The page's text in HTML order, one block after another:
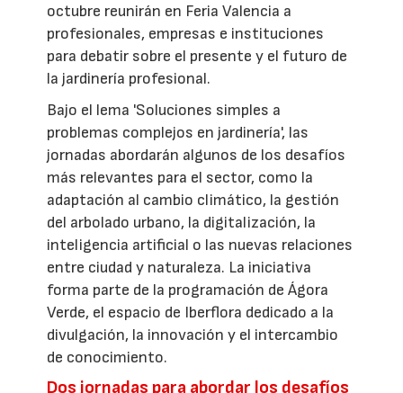
octubre reunirán en Feria Valencia a
profesionales, empresas e instituciones
para debatir sobre el presente y el futuro de
la jardinería profesional.
Bajo el lema 'Soluciones simples a
problemas complejos en jardinería', las
jornadas abordarán algunos de los desafíos
más relevantes para el sector, como la
adaptación al cambio climático, la gestión
del arbolado urbano, la digitalización, la
inteligencia artificial o las nuevas relaciones
entre ciudad y naturaleza. La iniciativa
forma parte de la programación de Ágora
Verde, el espacio de Iberflora dedicado a la
divulgación, la innovación y el intercambio
de conocimiento.
Dos jornadas para abordar los desafíos